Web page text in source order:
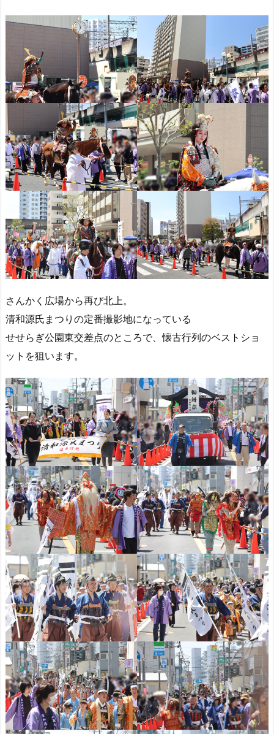
さんかく広場から再び北上。
清和源氏まつりの定番撮影地になっている
せせらぎ公園東交差点のところで、懐古行列のベストショ
ットを狙います。